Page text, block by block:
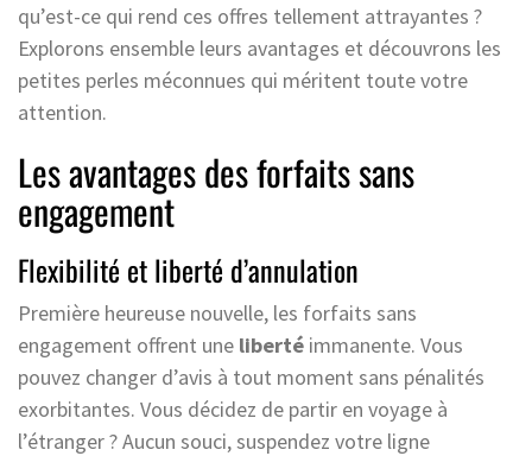
qu’est-ce qui rend ces offres tellement attrayantes ?
Explorons ensemble leurs avantages et découvrons les
petites perles méconnues qui méritent toute votre
attention.
Les avantages des forfaits sans
engagement
Flexibilité et liberté d’annulation
Première heureuse nouvelle, les forfaits sans
engagement offrent une liberté immanente. Vous
pouvez changer d’avis à tout moment sans pénalités
exorbitantes. Vous décidez de partir en voyage à
l’étranger ? Aucun souci, suspendez votre ligne